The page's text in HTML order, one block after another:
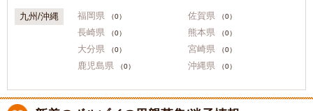
九州/沖縄 福岡県 （0） 佐賀県 （0）
長崎県 （0） 熊本県 （0）
大分県 （0） 宮崎県 （0）
鹿児島県 （0） 沖縄県 （0）